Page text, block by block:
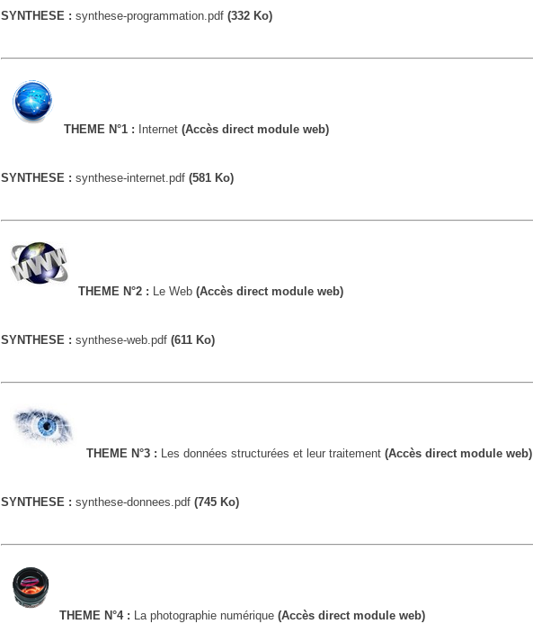
SYNTHESE : synthese-programmation.pdf (332 Ko)
THEME N°1 : Internet (Accès direct module web)
SYNTHESE : synthese-internet.pdf (581 Ko)
THEME N°2 : Le Web (Accès direct module web)
SYNTHESE : synthese-web.pdf (611 Ko)
THEME N°3 : Les données structurées et leur traitement (Accès direct module web)
SYNTHESE : synthese-donnees.pdf (745 Ko)
THEME N°4 : La photographie numérique (Accès direct module web)